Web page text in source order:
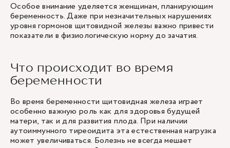
Особое внимание уделяется женщинам, планирующим
беременность. Даже при незначительных нарушениях
уровня гормонов щитовидной железы важно привести
показатели в физиологическую норму до зачатия.
Что происходит во время
беременности
Во время беременности щитовидная железа играет
особенно важную роль как для здоровья будущей
матери, так и для развития плода. При наличии
аутоиммунного тиреоидита эта естественная нагрузка
может увеличиваться. Болезнь не всегда мешает